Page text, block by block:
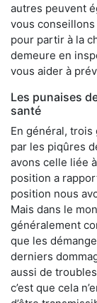
autres peuvent
vous conseillons
pour partir à la
demeure en
vous aider à
Les punaises
santé
En général, trois
par les piqûres
avons celle liée
position a
position nous
Mais dans le
généralement
que les
derniers
aussi de
c’est que cela